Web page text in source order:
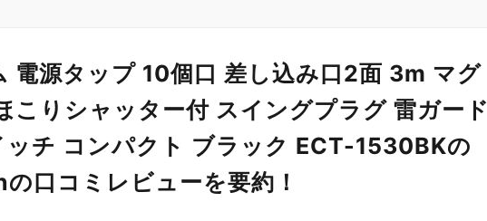
電源タップ 10個口 差し込み口2面 3m マグ
こりシャッター付 スイングプラグ 雷ガード
ッチ コンパクト ブラック ECT-1530BKの
口コミレビューを要約！